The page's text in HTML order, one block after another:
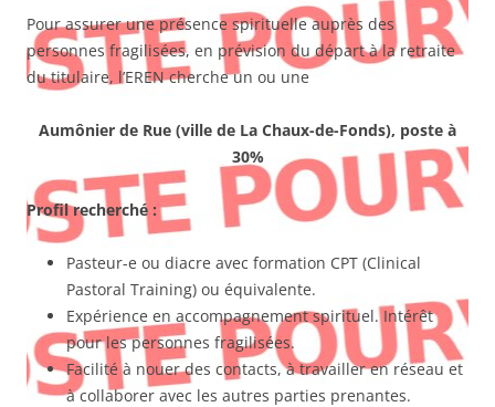
Pour assurer une présence spirituelle auprès des
personnes fragilisées, en prévision du départ à la retraite
du titulaire, l’EREN cherche un ou une
Aumônier de Rue (ville de La Chaux-de-Fonds), poste à
30%
Profil recherché :
Pasteur-e ou diacre avec formation CPT (Clinical
Pastoral Training) ou équivalente.
Expérience en accompagnement spirituel. Intérêt
pour les personnes fragilisées.
Facilité à nouer des contacts, à travailler en réseau et
à collaborer avec les autres parties prenantes.